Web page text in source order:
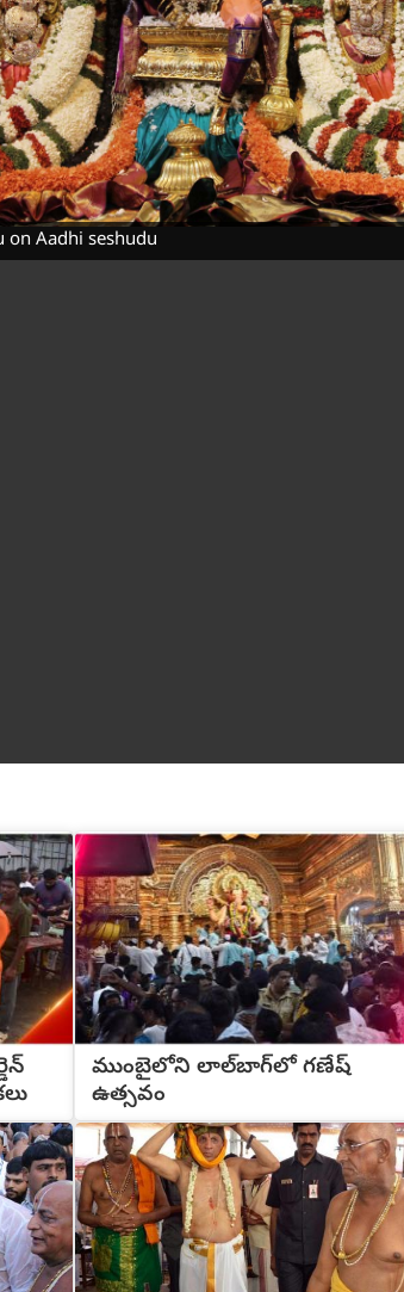
on Aadhi seshudu
ముంబైలోని లాల్‌బాగ్‌లో గణేష్
ఉత్సవం